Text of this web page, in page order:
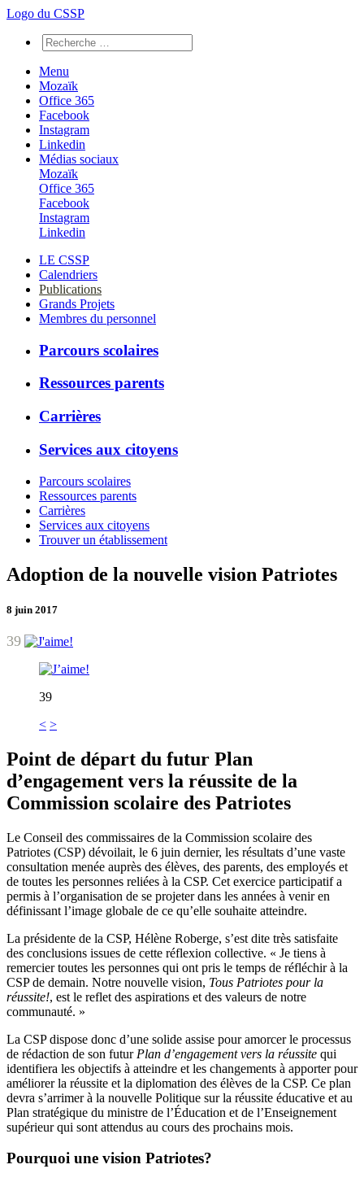
Logo du CSSP
Menu
Mozaïk
Office 365
Facebook
Instagram
Linkedin
Médias sociaux
Mozaïk
Office 365
Facebook
Instagram
Linkedin
LE CSSP
Calendriers
Publications
Grands Projets
Membres du personnel
Parcours scolaires
Ressources parents
Carrières
Services aux citoyens
Parcours scolaires
Ressources parents
Carrières
Services aux citoyens
Trouver un établissement
Adoption de la nouvelle vision Patriotes
8 juin 2017
39
39
< >
Point de départ du futur Plan
d’engagement vers la réussite de la
Commission scolaire des Patriotes
Le Conseil des commissaires de la Commission scolaire des
Patriotes (CSP) dévoilait, le 6 juin dernier, les résultats d’une vaste
consultation menée auprès des élèves, des parents, des employés et
de toutes les personnes reliées à la CSP. Cet exercice participatif a
permis à l’organisation de se projeter dans les années à venir en
définissant l’image globale de ce qu’elle souhaite atteindre.
La présidente de la CSP, Hélène Roberge, s’est dite très satisfaite
des conclusions issues de cette réflexion collective. « Je tiens à
remercier toutes les personnes qui ont pris le temps de réfléchir à la
CSP de demain. Notre nouvelle vision, Tous Patriotes pour la
réussite!, est le reflet des aspirations et des valeurs de notre
communauté. »
La CSP dispose donc d’une solide assise pour amorcer le processus
de rédaction de son futur Plan d’engagement vers la réussite qui
identifiera les objectifs à atteindre et les changements à apporter pour
améliorer la réussite et la diplomation des élèves de la CSP. Ce plan
devra s’arrimer à la nouvelle Politique sur la réussite éducative et au
Plan stratégique du ministre de l’Éducation et de l’Enseignement
supérieur qui sont attendus au cours des prochains mois.
Pourquoi une vision Patriotes?